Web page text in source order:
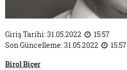
Giriş Tarihi: 31.05.2022
15:57
Son Güncelleme: 31.05.2022
15:57
Birol Biçer